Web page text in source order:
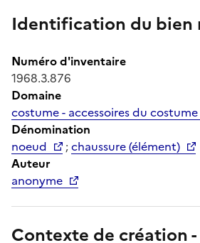
Identification du bien
Numéro d'inventaire
1968.3.876
Domaine
costume - accessoires du costume
Dénomination
noeud
;chaussure (élément)
Auteur
anonyme
Contexte de création